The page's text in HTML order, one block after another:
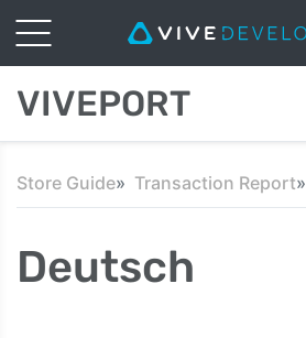
VIVEPORT
Store Guide Transaction Report
Deutsch